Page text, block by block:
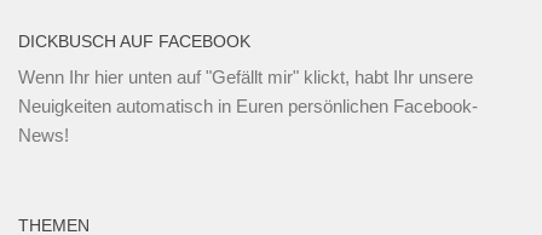
DICKBUSCH AUF FACEBOOK
Wenn Ihr hier unten auf "Gefällt mir" klickt, habt Ihr unsere
Neuigkeiten automatisch in Euren persönlichen Facebook-
News!
THEMEN